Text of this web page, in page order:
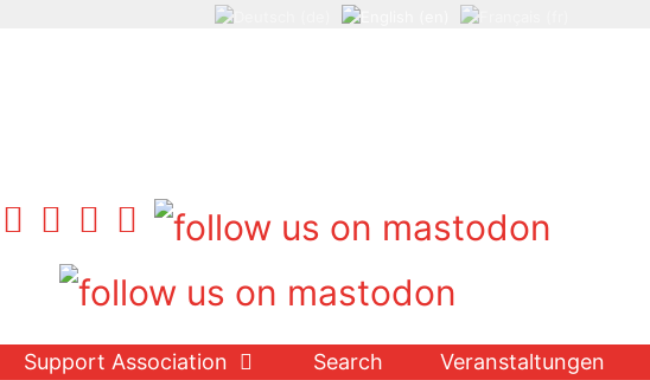
Support Association Search Veranstaltungen